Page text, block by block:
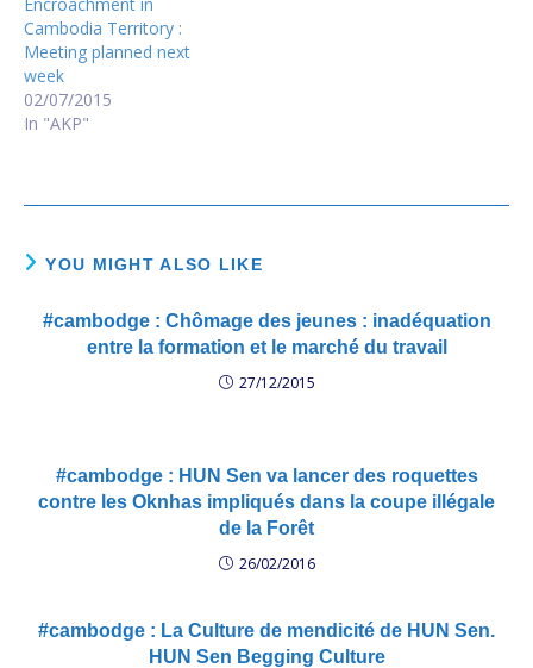
Cambodia Territory :
Meeting planned next
week
02/07/2015
In "AKP"
YOU MIGHT ALSO LIKE
#cambodge : Chômage des jeunes : inadéquation
entre la formation et le marché du travail
27/12/2015
#cambodge : HUN Sen va lancer des roquettes
contre les Oknhas impliqués dans la coupe illégale
de la Forêt
26/02/2016
#cambodge : La Culture de mendicité de HUN Sen.
HUN Sen Begging Culture